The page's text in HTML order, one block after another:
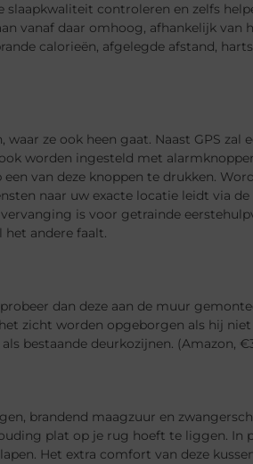
controleren en zelfs
vanaf daar omhoog, afhankelijk van
calorieën, afgelegde afstand,
ze ook heen gaat. Naast GPS zal
worden ingesteld met
van deze knoppen te drukken.
naar uw exacte locatie leidt via
is voor getrainde
andere faalt.
dan deze aan de muur
zicht worden opgeborgen als hij
bestaande deurkozijnen. (Amazon,
brandend maagzuur en
plat op je rug hoeft te liggen. In
Het extra comfort van deze